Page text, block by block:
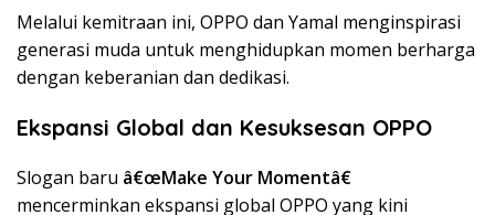
Melalui kemitraan ini, OPPO dan Yamal menginspirasi
generasi muda untuk menghidupkan momen berharga
dengan keberanian dan dedikasi.
Ekspansi Global dan Kesuksesan OPPO
Slogan baru â€œMake Your Momentâ€
mencerminkan ekspansi global OPPO yang kini